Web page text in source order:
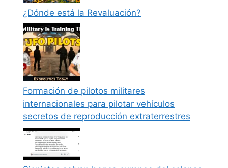
¿Dónde está la Revaluación?
Formación de pilotos militares
internacionales para pilotar vehículos
secretos de reproducción extraterrestres